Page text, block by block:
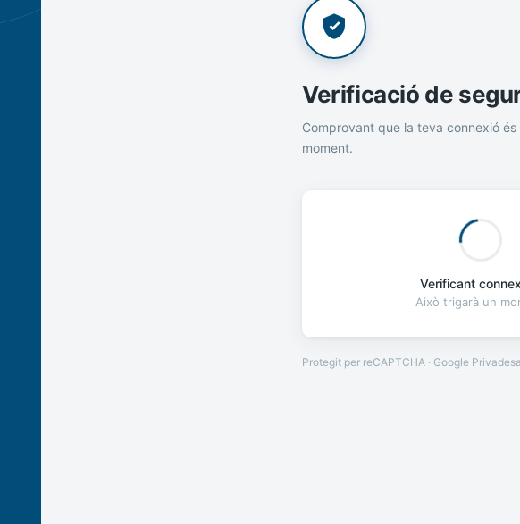
Verificació de
Comprovant que la teva connexió és
moment.
Verificant
Això trigarà un
Protegit per reCAPTCHA · Google Privadesa